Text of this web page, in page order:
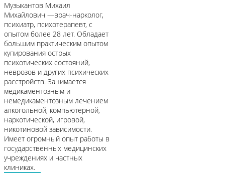
Музыкантов Михаил
Михайлович —врач-нарколог,
психиатр, психотерапевт, с
опытом более 28 лет. Обладает
большим практическим опытом
купирования острых
психотических состояний,
неврозов и других психических
расстройств. Занимается
медикаментозным и
немедикаментозным лечением
алкогольной, компьютерной,
наркотической, игровой,
никотиновой зависимости.
Имеет огромный опыт работы в
государственных медицинских
учреждениях и частных
клиниках.